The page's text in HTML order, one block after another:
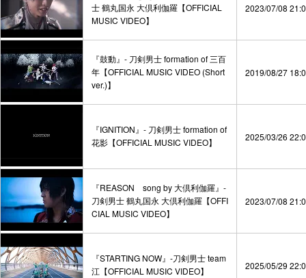
士 鶴丸国永 大倶利伽羅【OFFICIAL
MUSIC VIDEO】
2023/07/08
『鼓動』- 刀剣男士 formation of 三百
年【OFFICIAL MUSIC VIDEO (Short
ver.)】
2019/08/27
『IGNITION』- 刀剣男士 formation of
花影【OFFICIAL MUSIC VIDEO】
2025/03/26
『REASON song by 大倶利伽羅』-
刀剣男士 鶴丸国永 大倶利伽羅【OFFI
CIAL MUSIC VIDEO】
2023/07/08
『STARTING NOW』-刀剣男士 team
江【OFFICIAL MUSIC VIDEO】
2025/05/29